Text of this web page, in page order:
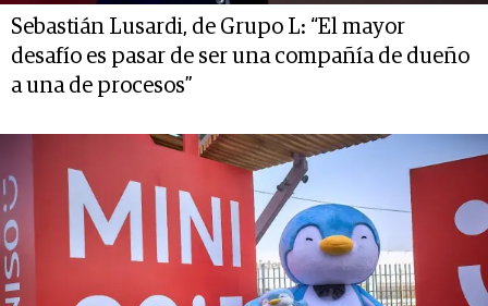
Sebastián Lusardi, de Grupo L: “El mayor
desafío es pasar de ser una compañía de dueño
a una de procesos”